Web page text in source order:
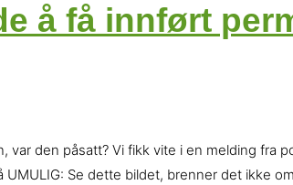
å få innført
den påsatt? Vi fikk vite i en melding fra
Se dette bildet, brenner det ikke